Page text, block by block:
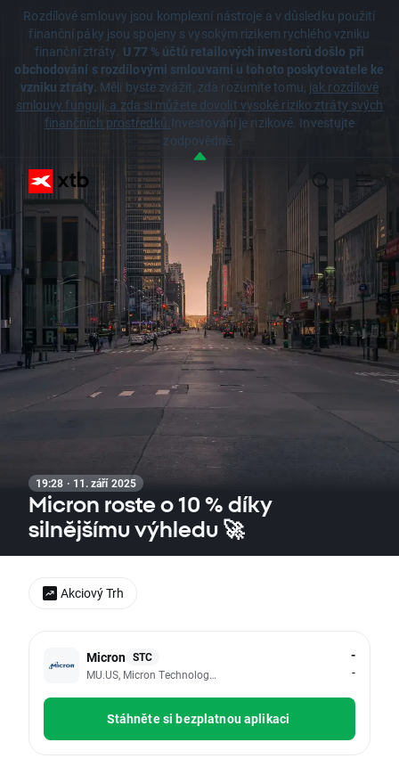
Rozdílové smlouvy jsou komplexní nástroje a v důsledku použití
finanční páky jsou spojeny s vysokým rizikem rychlého vzniku
finanční ztráty. U 77 % účtů retailových investorů došlo při
obchodování s rozdílovými smlouvami u tohoto poskytovatele ke
vzniku ztráty. Měli byste zvážit, zda rozumíte tomu, jak rozdílové
smlouvy fungují, a zda si můžete dovolit vysoké riziko ztráty svých
finančních prostředků.Investování je rizikové. Investujte
zodpovědně.
19:28 · 11. září 2025
Micron roste o 10 % díky
silnějšímu výhledu 🚀
Micron STC
MU.US, Micron Technology Inc
-
-
Stáhněte si bezplatnou aplikaci
Akciový Trh